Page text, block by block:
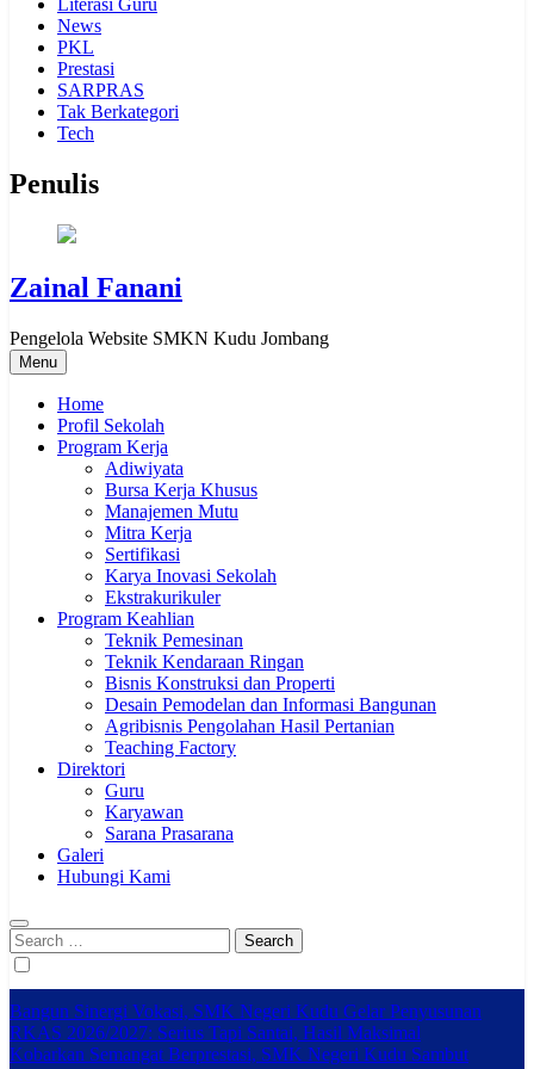
Literasi Guru
News
PKL
Prestasi
SARPRAS
Tak Berkategori
Tech
Penulis
Zainal Fanani
Pengelola Website SMKN Kudu Jombang
Menu
Home
Profil Sekolah
Program Kerja
Adiwiyata
Bursa Kerja Khusus
Manajemen Mutu
Mitra Kerja
Sertifikasi
Karya Inovasi Sekolah
Ekstrakurikuler
Program Keahlian
Teknik Pemesinan
Teknik Kendaraan Ringan
Bisnis Konstruksi dan Properti
Desain Pemodelan dan Informasi Bangunan
Agribisnis Pengolahan Hasil Pertanian
Teaching Factory
Direktori
Guru
Karyawan
Sarana Prasarana
Galeri
Hubungi Kami
Search
for:
Bangun Sinergi Vokasi, SMK Negeri Kudu Gelar Penyusunan
RKAS 2026/2027: Serius Tapi Santai, Hasil Maksimal
Kobarkan Semangat Berprestasi, SMK Negeri Kudu Sambut